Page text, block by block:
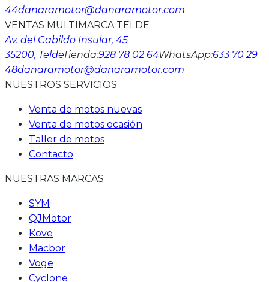
44danaramotor@danaramotor.com
VENTAS MULTIMARCA TELDE
Av. del Cabildo Insular, 45
35200, TeldeTienda:928 78 02 64WhatsApp:633 70 29
48danaramotor@danaramotor.com
NUESTROS SERVICIOS
Venta de motos nuevas
Venta de motos ocasión
Taller de motos
Contacto
NUESTRAS MARCAS
SYM
QJMotor
Kove
Macbor
Voge
Cyclone